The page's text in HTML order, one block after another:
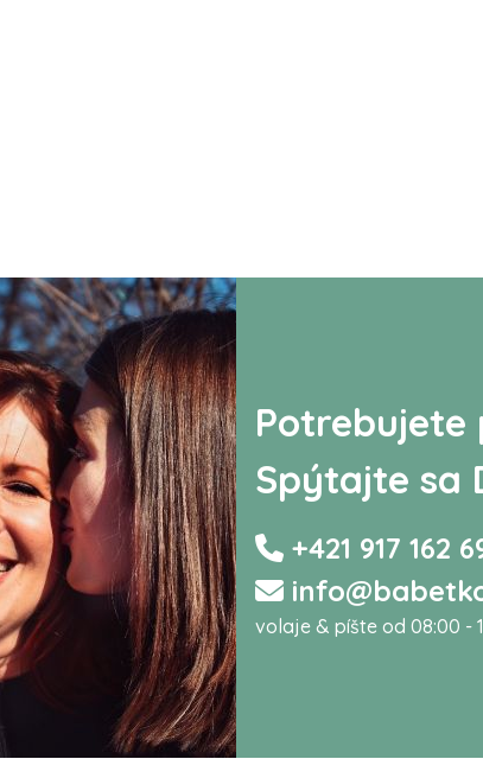
Potrebujete
Spýtajte sa
+421 917 162
volaje & píšte od 08:00 -